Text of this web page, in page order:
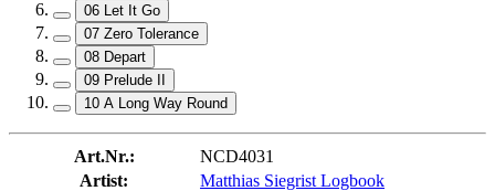
06 Let It Go
07 Zero Tolerance
08 Depart
09 Prelude II
10 A Long Way Round
Art.Nr.:
NCD4031
Artist:
Matthias Siegrist Logbook